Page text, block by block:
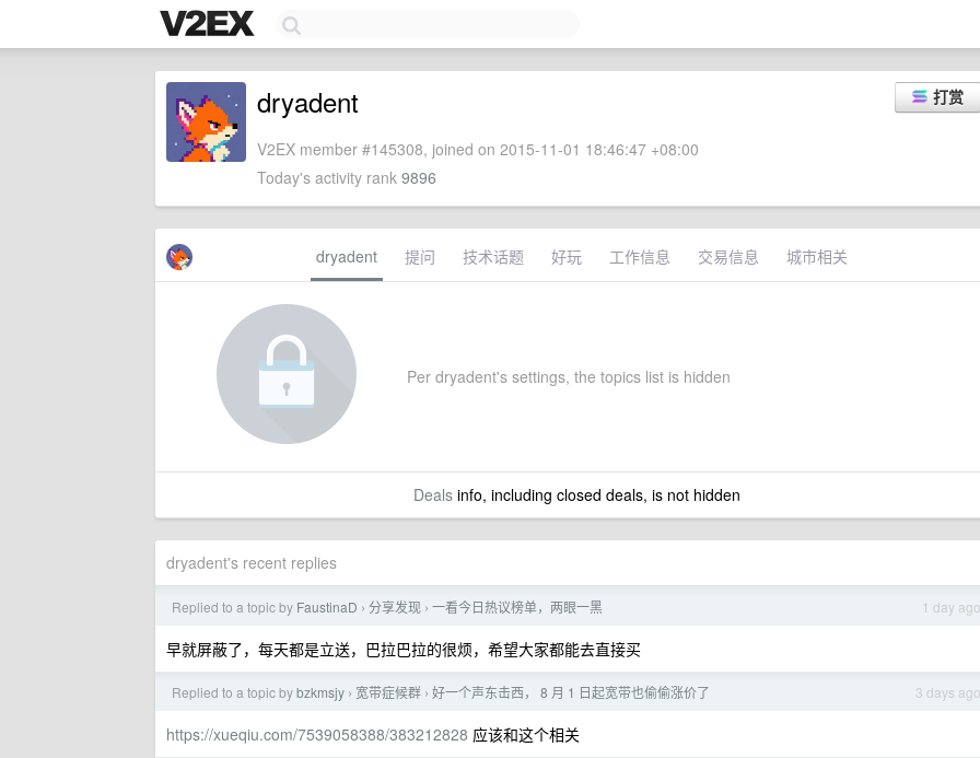
打赏
dryadent
V2EX member #145308, joined on 2015-11-01 18:46:47 +08:00
Today's activity rank 9896
dryadent 提问 技术话题 好玩 工作信息 交易信息 城市相关
Per dryadent's settings, the topics list is hidden
Dealsinfo, including closed deals, is not hidden
dryadent's recent replies
1 day ago
Replied to a topic by FaustinaD › 分享发现 › 一看今日热议榜单，两眼一黑
早就屏蔽了，每天都是立送，巴拉巴拉的很烦，希望大家都能去直接买
3 days ago
Replied to a topic bybzkmsjy › 宽带症候群 › 好一个声东击西， 8 月 1 日起宽带也偷偷涨价了
https://xueqiu.com/7539058388/383212828 应该和这个相关